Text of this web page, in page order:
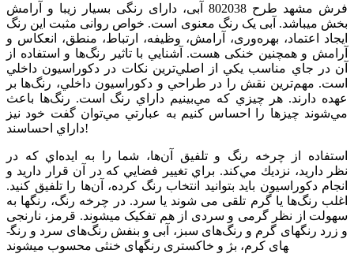
فرش مشهد طرح 802038 آبی، دارای رنگی بسیار زیبا و آرامش
بخش می­باشد. آبی یک رنگ معنوی است. خواص روانی مثبت این رنگ
ایجاد اعتماد، بهره‌وری، آرامش، وظیفه، ارتباط، منطق، انعکاس و
آرامش و همچنین خنکی هست. آشنايي با تاثير رنگ‌ها و استفاده از
آن‌ در جاي مناسب يكي از اصلي‌ترين نكات در دكوراسيون داخلي
است. مهم‌ترين نقش را در طراحي و دكوراسيون داخلي، رنگ‌ها بر
عهده دارند. هر چيزي كه مي‌بينيم داراي رنگ است. رنگ‌ها باعث
مي‌شوند چيزها را احساس كنيم به عبارتي مي‌توان گفت خود نيز
داراي احساسند!
استفاده از چرخه رنگ و تلفيق آن‌ها، شما را به ايده‌اي كه در
نظر داريد، نزديك مي‌كند. براي تغيير فضايي كه در آن قرار داريد و
انجام دكوراسيون بايد بتوانيد انتخاب رنگ كرده، آن‌ها را تلفيق كنيد.
اغلب رنگ‌ها يا گرم تلقی می شوند يا سرد. در چرخه رنگ، رنگ­ها به
سهولت از نظر گرمی و سردی از هم تفکيک می­شوند. قرمز، نارنجی
و زرد رنگ­های گرم و رنگ‌های سبز، آبی و بنفش رنگ‌های سرد و رنگ­
های کرم، بژ و خاکستری رنگهای خنثی محسوب می­شوند